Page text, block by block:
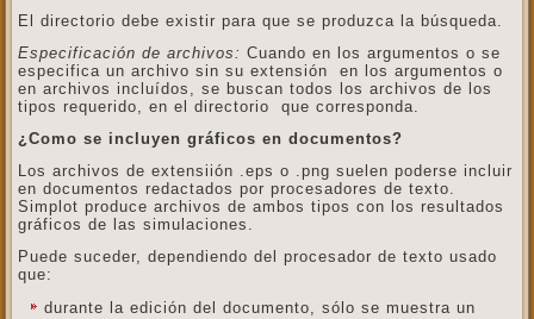
El directorio debe existir para que se produzca la búsqueda.
Especificación de archivos: Cuando en los argumentos o se
especifica un archivo sin su extensión en los argumentos o
en archivos incluídos, se buscan todos los archivos de los
tipos requerido, en el directorio que corresponda.
¿Como se incluyen gráficos en documentos?
Los archivos de extensiión .eps o .png suelen poderse incluir
en documentos redactados por procesadores de texto.
Simplot produce archivos de ambos tipos con los resultados
gráficos de las simulaciones.
Puede suceder, dependiendo del procesador de texto usado
que:
durante la edición del documento, sólo se muestra un